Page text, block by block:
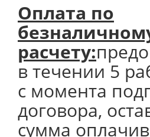
Оплата по
расчету:
в течении 5
с момента
договора,
сумма